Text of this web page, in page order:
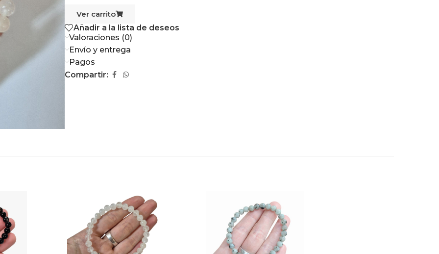
Ver carrito
Añadir a la lista de deseos
Valoraciones (0)
Envío y entrega
Pagos
Compartir: